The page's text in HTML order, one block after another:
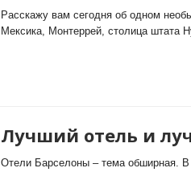
Расскажу вам сегодня об одном
Мексика, Монтеррей, столица штата
Лучший отель и
Отели Барселоны – тема обширная. В